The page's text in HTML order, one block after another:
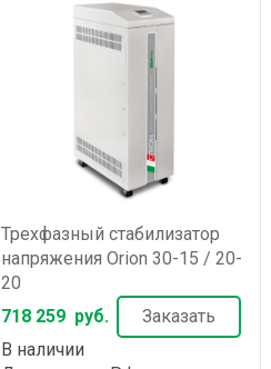
Трехфазный стабилизатор
напряжения Orion 30-15 / 20-
20
718 259 руб.
Заказать
В наличии